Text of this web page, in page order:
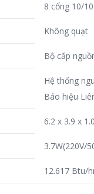
8 cổng 10/
Không quạt
Bộ cấp
Hệ thống
Báo hiệu
6.2 x 3.9 x
3.7W(220V/
12.617 Btu/